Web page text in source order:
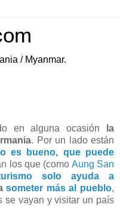
/ Myanmar.
en alguna ocasión
la
. Por un lado están
es bueno, que puede
los que (como Aung San
solo ayuda a
someter más al pueblo,
se vayan y visitar un país